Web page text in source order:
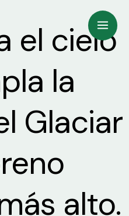
el cielo
la
Glaciar
alto.